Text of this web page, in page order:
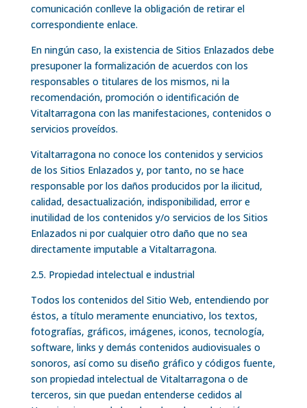
comunicación conlleve la obligación de retirar el
correspondiente enlace.
En ningún caso, la existencia de Sitios Enlazados debe
presuponer la formalización de acuerdos con los
responsables o titulares de los mismos, ni la
recomendación, promoción o identificación de
Vitaltarragona con las manifestaciones, contenidos o
servicios proveídos.
Vitaltarragona no conoce los contenidos y servicios
de los Sitios Enlazados y, por tanto, no se hace
responsable por los daños producidos por la ilicitud,
calidad, desactualización, indisponibilidad, error e
inutilidad de los contenidos y/o servicios de los Sitios
Enlazados ni por cualquier otro daño que no sea
directamente imputable a Vitaltarragona.
2.5. Propiedad intelectual e industrial
Todos los contenidos del Sitio Web, entendiendo por
éstos, a título meramente enunciativo, los textos,
fotografías, gráficos, imágenes, iconos, tecnología,
software, links y demás contenidos audiovisuales o
sonoros, así como su diseño gráfico y códigos fuente,
son propiedad intelectual de Vitaltarragona o de
terceros, sin que puedan entenderse cedidos al